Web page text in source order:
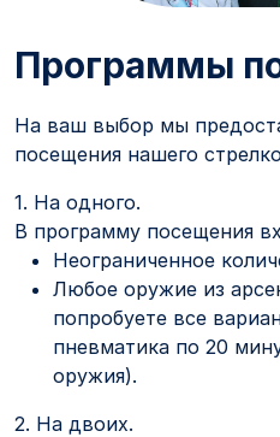
Программы
На ваш выбор мы
посещения нашего
1. На одного.
В программу посещения
Неограниченное
Любое оружие из
попробуете все
пневматика по 20
оружия).
2. На двоих.